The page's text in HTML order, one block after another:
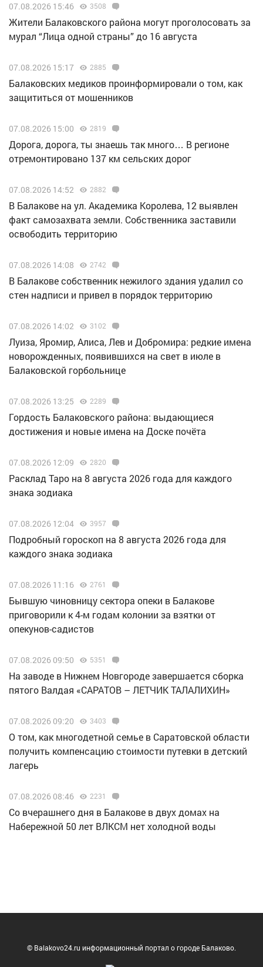
07.08.2026 15:46 3508
Жители Балаковского района могут проголосовать за
мурал “Лица одной страны” до 16 августа
07.08.2026 15:17 2885
Балаковских медиков проинформировали о том, как
защититься от мошенников
07.08.2026 15:00 2819
Дорога, дорога, ты знаешь так много… В регионе
отремонтировано 137 км сельских дорог
07.08.2026 14:52 2882
В Балакове на ул. Академика Королева, 12 выявлен
факт самозахвата земли. Собственника заставили
освободить территорию
07.08.2026 14:08 2742
В Балакове собственник нежилого здания удалил со
стен надписи и привел в порядок территорию
07.08.2026 14:02 3102
Луиза, Яромир, Алиса, Лев и Добромира: редкие имена
новорожденных, появившихся на свет в июле в
Балаковской горбольнице
07.08.2026 13:25 2289
Гордость Балаковского района: выдающиеся
достижения и новые имена на Доске почёта
07.08.2026 12:09 2820
Расклад Таро на 8 августа 2026 года для каждого
знака зодиака
07.08.2026 12:04 3957
Подробный гороскоп на 8 августа 2026 года для
каждого знака зодиака
07.08.2026 11:16 2761
Бывшую чиновницу сектора опеки в Балакове
приговорили к 4-м годам колонии за взятки от
опекунов-садистов
07.08.2026 09:50 5351
Н️а заводе в Нижнем Новгороде завершается сборка
пятого Валдая «САРАТОВ – ЛЕТЧИК ТАЛАЛИХИН»
07.08.2026 09:20 3403
О том, как многодетной семье в Саратовской области
получить компенсацию стоимости путевки в детский
лагерь
07.08.2026 08:46 2231
Со вчерашнего дня в Балакове в двух домах на
Набережной 50 лет ВЛКСМ нет холодной воды
© Balakovo24.ru информационный портал о городе Балаково.